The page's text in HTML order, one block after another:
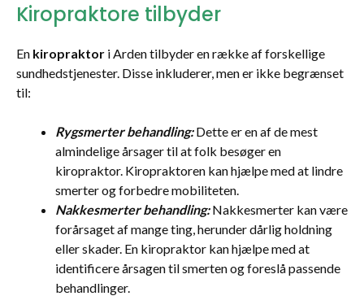
Kiropraktore tilbyder
En kiropraktor i Arden tilbyder en række af forskellige
sundhedstjenester. Disse inkluderer, men er ikke begrænset
til:
Rygsmerter behandling:Dette er en af de mest
almindelige årsager til at folk besøger en
kiropraktor. Kiropraktoren kan hjælpe med at lindre
smerter og forbedre mobiliteten.
Nakkesmerter behandling:Nakkesmerter kan være
forårsaget af mange ting, herunder dårlig holdning
eller skader. En kiropraktor kan hjælpe med at
identificere årsagen til smerten og foreslå passende
behandlinger.